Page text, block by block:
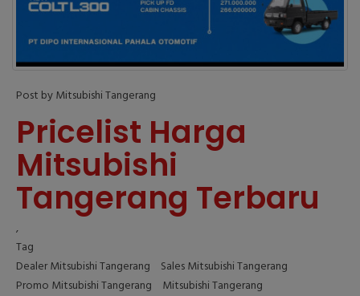
Post by Mitsubishi Tangerang
Pricelist Harga
Mitsubishi
Tangerang Terbaru
,
Tag
Dealer Mitsubishi Tangerang
Sales Mitsubishi Tangerang
Promo Mitsubishi Tangerang
Mitsubishi Tangerang